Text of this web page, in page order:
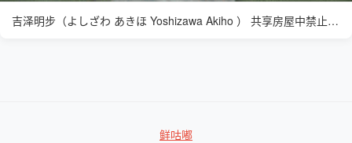
吉泽明步（よしざわ あきほ Yoshizawa Akiho ） 共享房屋中禁止性爱
鲜咕嘟